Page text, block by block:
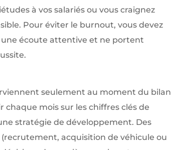
à vos salariés ou vous craignez
Pour éviter le burnout, vous devez
une écoute attentive et ne portent
seulement au moment du bilan
chaque mois sur les chiffres clés de
stratégie de développement. Des
acquisition de véhicule ou